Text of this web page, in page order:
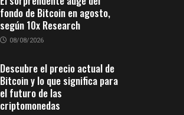
fondo de Bitcoin en agosto,
según 10x Research
08/08/2026
Descubre el precio actual de
Bitcoin y lo que significa para
el futuro de las
criptomonedas